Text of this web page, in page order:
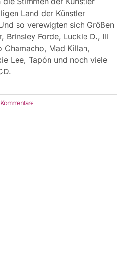
Land der Künstler
so verewigten sich Größen
Brinsley Forde, Luckie D., Ill
Chamacho, Mad Killah,
Lee, Tapón und noch viele